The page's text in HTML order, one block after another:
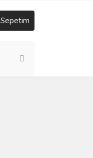
Sepetim